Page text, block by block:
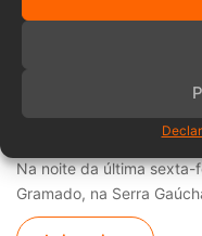
Estátua de
em Museu de
Na noite da última sexta-
Gramado, na Serra